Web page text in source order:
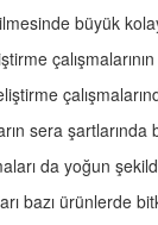
büyük
sera
da yoğun
bazı ürünlerde